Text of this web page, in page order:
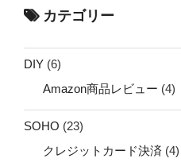
カテゴリー
DIY (6)
Amazon商品レビュー (4)
SOHO (23)
クレジットカード決済 (4)